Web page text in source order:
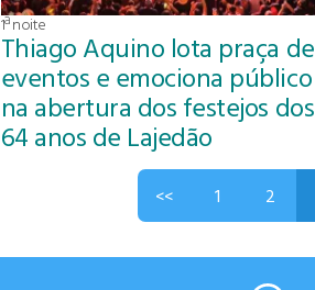
1ª noite
Thiago Aquino lota praça de
eventos e emociona público
na abertura dos festejos dos
64 anos de Lajedão
<< 1 2